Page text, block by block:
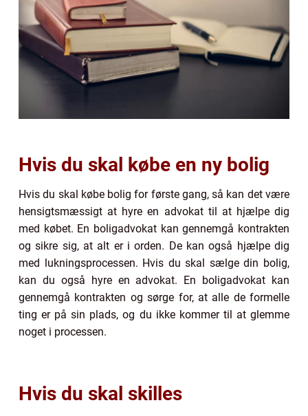
Hvis du skal købe en ny bolig
Hvis du skal købe bolig for første gang, så kan det være
hensigtsmæssigt at hyre en advokat til at hjælpe dig
med købet. En boligadvokat kan gennemgå kontrakten
og sikre sig, at alt er i orden. De kan også hjælpe dig
med lukningsprocessen. Hvis du skal sælge din bolig,
kan du også hyre en advokat. En boligadvokat kan
gennemgå kontrakten og sørge for, at alle de formelle
ting er på sin plads, og du ikke kommer til at glemme
noget i processen.
Hvis du skal skilles